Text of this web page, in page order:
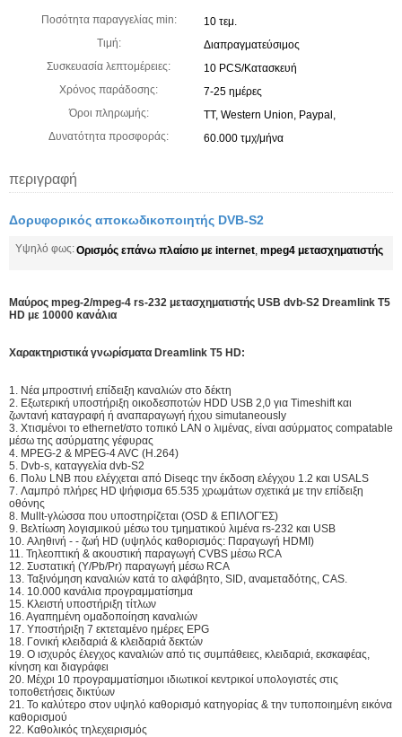
Ποσότητα παραγγελίας min:
10 τεμ.
Τιμή:
Διαπραγματεύσιμος
Συσκευασία λεπτομέρειες:
10 PCS/Κατασκευή
Χρόνος παράδοσης:
7-25 ημέρες
Όροι πληρωμής:
TT, Western Union, Paypal,
Δυνατότητα προσφοράς:
60.000 τμχ/μήνα
περιγραφή
Δορυφορικός αποκωδικοποιητής DVB-S2
Υψηλό φως:Ορισμός επάνω πλαίσιο με internet, mpeg4 μετασχηματιστής
Μαύρος mpeg-2/mpeg-4 rs-232 μετασχηματιστής USB dvb-S2 Dreamlink T5
HD με 10000 κανάλια
Χαρακτηριστικά γνωρίσματα Dreamlink T5 HD:
1. Νέα μπροστινή επίδειξη καναλιών στο δέκτη
2. Εξωτερική υποστήριξη οικοδεσποτών HDD USB 2,0 για Timeshift και
ζωντανή καταγραφή ή αναπαραγωγή ήχου simutaneously
3. Χτισμένοι το ethernet/στο τοπικό LAN ο λιμένας, είναι ασύρματος compatable
μέσω της ασύρματης γέφυρας
4. MPEG-2 & MPEG-4 AVC (H.264)
5. Dvb-s, καταγγελία dvb-S2
6. Πολυ LNB που ελέγχεται από Diseqc την έκδοση ελέγχου 1.2 και USALS
7. Λαμπρό πλήρες HD ψήφισμα 65.535 χρωμάτων σχετικά με την επίδειξη
οθόνης
8. Mullt-γλώσσα που υποστηρίζεται (OSD & ΕΠΙΛΟΓΈΣ)
9. Βελτίωση λογισμικού μέσω του τμηματικού λιμένα rs-232 και USB
10. Αληθινή - - ζωή HD (υψηλός καθορισμός: Παραγωγή HDMI)
11. Τηλεοπτική & ακουστική παραγωγή CVBS μέσω RCA
12. Συστατική (Y/Pb/Pr) παραγωγή μέσω RCA
13. Ταξινόμηση καναλιών κατά το αλφάβητο, SID, αναμεταδότης, CAS.
14. 10.000 κανάλια προγραμματίσημα
15. Κλειστή υποστήριξη τίτλων
16. Αγαπημένη ομαδοποίηση καναλιών
17. Υποστήριξη 7 εκτεταμένο ημέρες EPG
18. Γονική κλειδαριά & κλειδαριά δεκτών
19. Ο ισχυρός έλεγχος καναλιών από τις συμπάθειες, κλειδαριά, εκσκαφέας,
κίνηση και διαγράφει
20. Μέχρι 10 προγραμματίσημοι ιδιωτικοί κεντρικοί υπολογιστές στις
τοποθετήσεις δικτύων
21. Το καλύτερο στον υψηλό καθορισμό κατηγορίας & την τυποποιημένη εικόνα
καθορισμού
22. Καθολικός τηλεχειρισμός